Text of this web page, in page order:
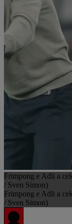
Frimpong e Adli a
/ Sven Simon)
Frimpong e Adli a
/ Sven Simon)